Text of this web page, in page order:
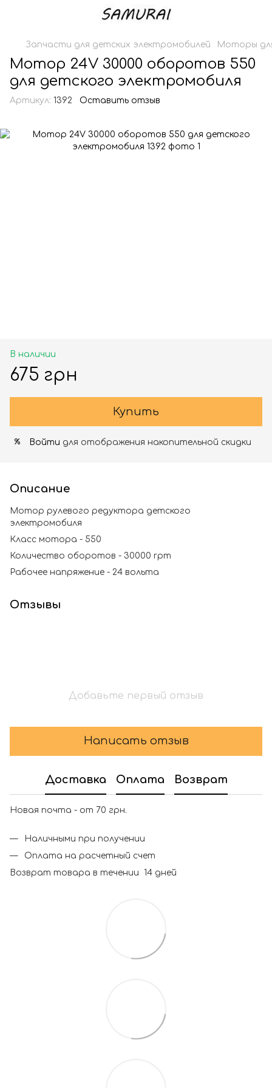
Запчасти для детских электромобилей Моторы
Мотор 24V 30000 оборотов 550
для детского электромобиля
Артикул: 1392 Оставить отзыв
В наличии
675 грн
Купить
% Войти для отображения накопительной скидки
Описание
Мотор рулевого редуктора детского
электромобиля
Класс мотора - 550
Количество оборотов - 30000 rpm
Рабочее напряжение - 24 вольта
Отзывы
Добавьте первый отзыв
Написать отзыв
Доставка Оплата Возврат
Новая почта - от 70 грн.
Наличными при получении
Оплата на расчетный счет
Возврат товара в течении 14 дней